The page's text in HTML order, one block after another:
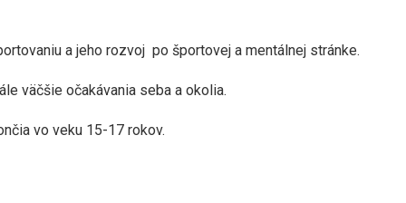
a jeho rozvoj po športovej a mentálnej stránke.
väčšie očakávania seba a okolia.
vo veku 15-17 rokov.